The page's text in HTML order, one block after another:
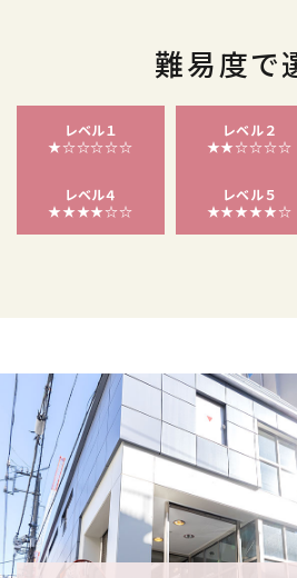
難易度で
レベル１
★☆☆☆☆☆
レベル２
★★☆☆☆☆
レベル４
★★★★☆☆
レベル５
★★★★★☆